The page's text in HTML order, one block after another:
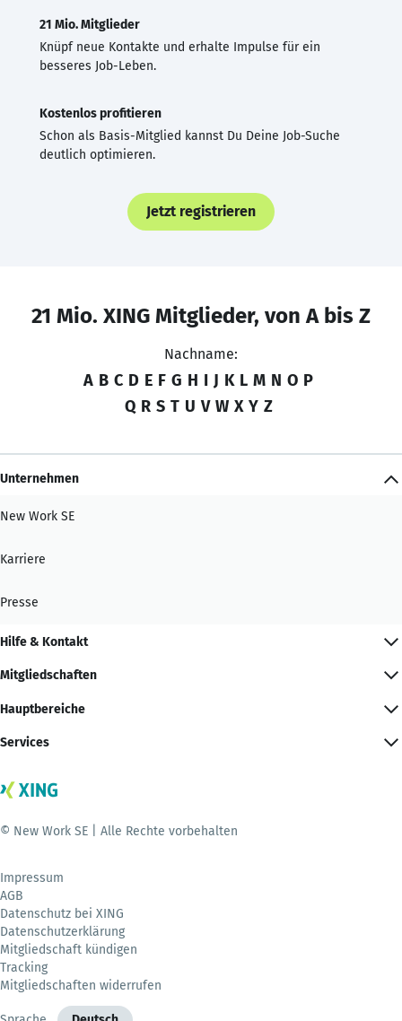
21 Mio. Mitglieder
Knüpf neue Kontakte und erhalte Impulse für ein
besseres Job-Leben.
Kostenlos profitieren
Schon als Basis-Mitglied kannst Du Deine Job-Suche
deutlich optimieren.
Jetzt registrieren
21 Mio. XING Mitglieder, von A bis Z
Nachname:
A B C D E F G H I J K L M N O P
Q R S T U V W X Y Z
Unternehmen
New Work SE
Karriere
Presse
Hilfe & Kontakt
Mitgliedschaften
Hauptbereiche
Services
© New Work SE | Alle Rechte vorbehalten
Impressum
AGB
Datenschutz bei XING
Datenschutzerklärung
Mitgliedschaft kündigen
Tracking
Mitgliedschaften widerrufen